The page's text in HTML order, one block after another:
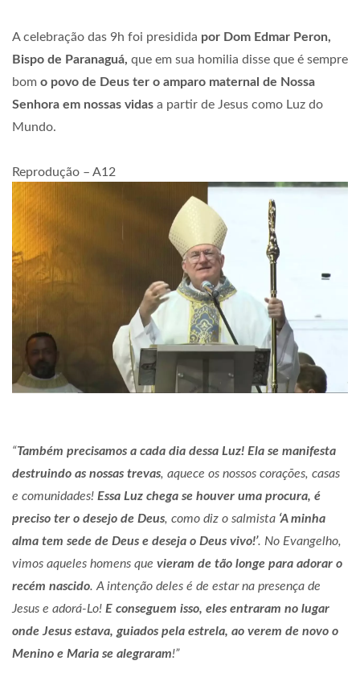
A celebração das 9h foi presidida por Dom Edmar Peron,
Bispo de Paranaguá, que em sua homilia disse que é sempre
bom o povo de Deus ter o amparo maternal de Nossa
Senhora em nossas vidas a partir de Jesus como Luz do
Mundo.
Reprodução – A12
“Também precisamos a cada dia dessa Luz! Ela se manifesta
destruindo as nossas trevas, aquece os nossos corações, casas
e comunidades! Essa Luz chega se houver uma procura, é
preciso ter o desejo de Deus, como diz o salmista ‘A minha
alma tem sede de Deus e deseja o Deus vivo!’. No Evangelho,
vimos aqueles homens que vieram de tão longe para adorar o
recém nascido. A intenção deles é de estar na presença de
Jesus e adorá-Lo! E conseguem isso, eles entraram no lugar
onde Jesus estava, guiados pela estrela, ao verem de novo o
Menino e Maria se alegraram!”